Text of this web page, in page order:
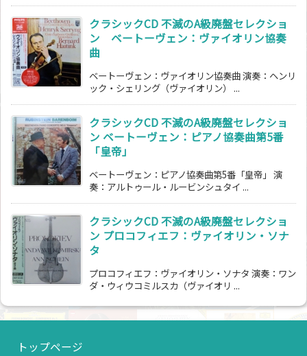
クラシックCD 不滅のA級廃盤セレクショ
ン ベートーヴェン：ヴァイオリン協奏
曲
ベートーヴェン：ヴァイオリン協奏曲 演奏：ヘンリ
ック・シェリング（ヴァイオリン） ...
クラシックCD 不滅のA級廃盤セレクショ
ン ベートーヴェン：ピアノ協奏曲第5番
「皇帝」
ベートーヴェン：ピアノ協奏曲第5番「皇帝」 演
奏：アルトゥール・ルービンシュタイ ...
クラシックCD 不滅のA級廃盤セレクショ
ン プロコフィエフ：ヴァイオリン・ソナ
タ
プロコフィエフ：ヴァイオリン・ソナタ 演奏：ワン
ダ・ウィウコミルスカ（ヴァイオリ ...
トップページ